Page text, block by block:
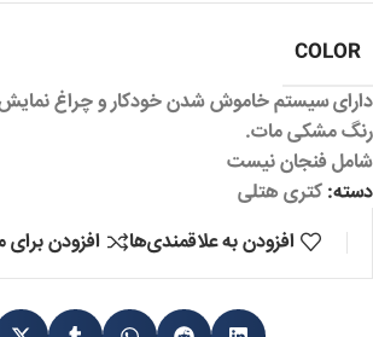
COLOR
دارای سیستم خاموش شدن خودکار و چراغ
رنگ مشکی مات.
شامل فنجان نیست
دسته: کتری هتلی
افزودن به علاقمندی‌ها
افزودن برای